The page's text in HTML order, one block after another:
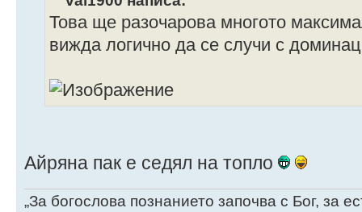
2032
2.8 years -4.5 %
2033
2.9 years -4.9 %
2034
3.2 years -4.2 %
Това ще разочарова многото
вижда логично да се случи с
Айряна пак е седял на топло
„За богослова познанието започва с Бог, за